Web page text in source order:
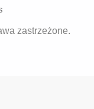
zastrzeżone.